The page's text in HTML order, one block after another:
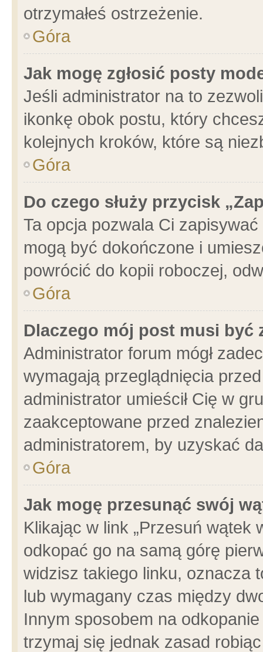
otrzymałeś ostrzeżenie.
Góra
Jak mogę zgłosić posty
Jeśli administrator na to
ikonkę obok postu, który
kolejnych kroków, które są
Góra
Do czego służy przycisk
Ta opcja pozwala Ci
mogą być dokończone i
powrócić do kopii roboczej,
Góra
Dlaczego mój post musi być
Administrator forum mógł
wymagają przeglądnięcia
administrator umieścił Cię w
zaakceptowane przed
administratorem, by uzyskać
Góra
Jak mogę przesunąć swój
Klikając w link „Przesuń wątek
odkopać go na samą górę
widzisz takiego linku, oznacza
lub wymagany czas między
Innym sposobem na
trzymaj się jednak zasad